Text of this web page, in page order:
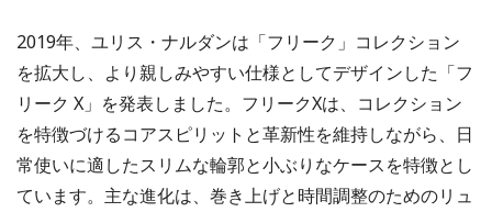
2019年、ユリス・ナルダンは「フリーク」コレクション
を拡大し、より親しみやすい仕様としてデザインした「フ
リーク X」を発表しました。フリークXは、コレクション
を特徴づけるコアスピリットと革新性を維持しながら、日
常使いに適したスリムな輪郭と小ぶりなケースを特徴とし
ています。主な進化は、巻き上げと時間調整のためのリュ